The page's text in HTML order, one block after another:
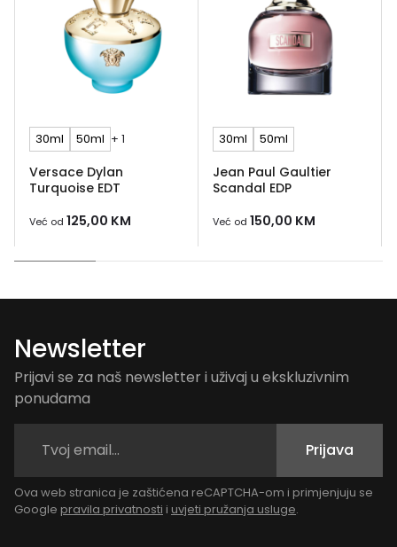
30ml 50ml + 1
Versace Dylan
Turquoise EDT
Već od 125,00 KM
30ml 50ml
Jean Paul Gaultier
Scandal EDP
Već od 150,00 KM
Newsletter
Prijavi se za naš newsletter i uživaj u ekskluzivnim
ponudama
Prijava
Ova web stranica je zaštićena reCAPTCHA-om i primjenjuju se
Google pravila privatnosti i uvjeti pružanja usluge.